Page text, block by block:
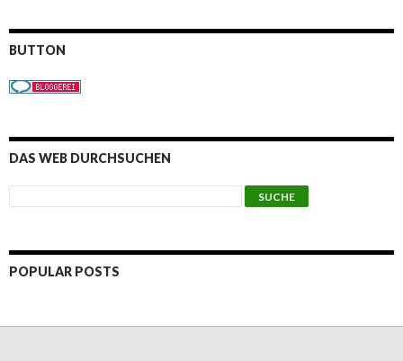
BUTTON
DAS WEB DURCHSUCHEN
POPULAR POSTS